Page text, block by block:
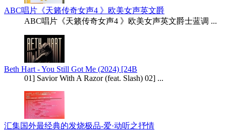
ABC唱片《天籁传奇女声4 》欧美女声英文爵
ABC唱片《天籁传奇女声4 》欧美女声英文爵士蓝调 ...
Beth Hart - You Still Got Me (2024) [24B
01] Savior With A Razor (feat. Slash) 02] ...
汇集国外最经典的发烧极品-爱·动听之抒情